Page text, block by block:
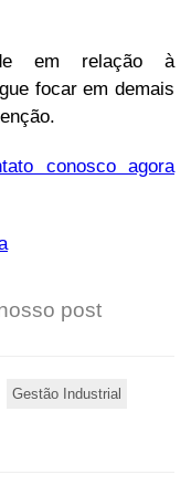
em relação à
focar em demais
conosco agora
post
Gestão Industrial